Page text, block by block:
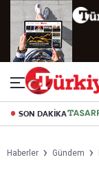
SON DAKİKA
Haberler Gündem